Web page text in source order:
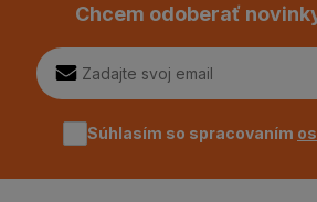
Chcem odoberať
Súhlasím so spracovaním